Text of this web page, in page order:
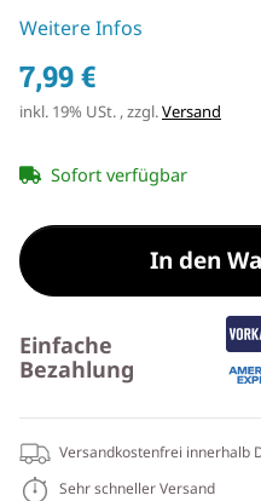
Weitere Infos
7,99 €
inkl. 19% USt. , zzgl.Versand
Sofort verfügbar
In den
Einfache
Bezahlung
Versandkostenfrei innerhalb
Sehr schneller Versand